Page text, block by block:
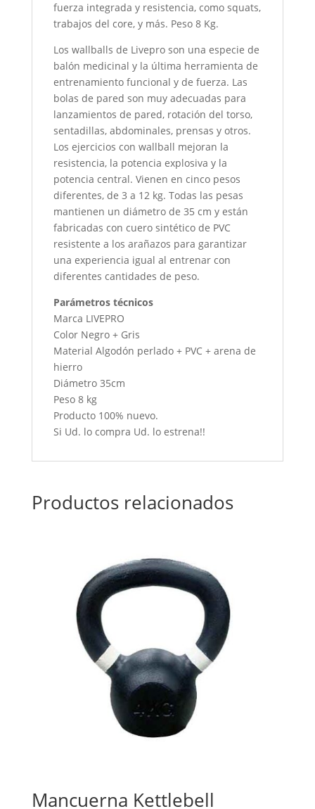
fuerza integrada y resistencia, como squats,
trabajos del core, y más. Peso 8 Kg.
Los wallballs de Livepro son una especie de
balón medicinal y la última herramienta de
entrenamiento funcional y de fuerza. Las
bolas de pared son muy adecuadas para
lanzamientos de pared, rotación del torso,
sentadillas, abdominales, prensas y otros.
Los ejercicios con wallball mejoran la
resistencia, la potencia explosiva y la
potencia central. Vienen en cinco pesos
diferentes, de 3 a 12 kg. Todas las pesas
mantienen un diámetro de 35 cm y están
fabricadas con cuero sintético de PVC
resistente a los arañazos para garantizar
una experiencia igual al entrenar con
diferentes cantidades de peso.
Parámetros técnicos
Marca LIVEPRO
Color Negro + Gris
Material Algodón perlado + PVC + arena de
hierro
Diámetro 35cm
Peso 8 kg
Producto 100% nuevo.
Si Ud. lo compra Ud. lo estrena!!
Productos relacionados
Mancuerna Kettlebell